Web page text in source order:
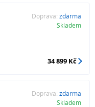
Doprava: zdarma
Skladem
34 899 Kč
Doprava: zdarma
Skladem